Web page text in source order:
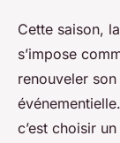
La
brodée
:
Alice•23 février
Cette saison, la
s’impose
renouveler
c’est choisir